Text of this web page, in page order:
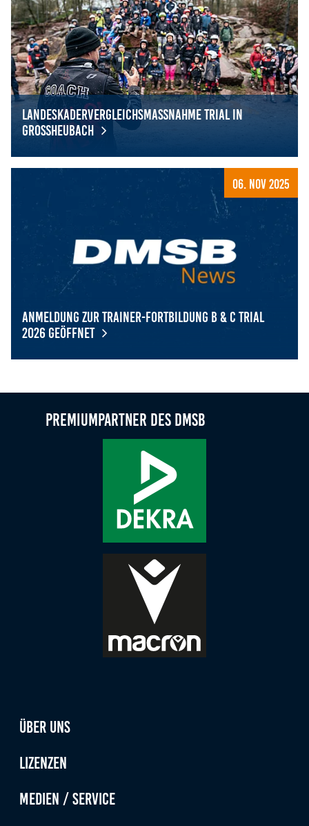
Landeskadervergleichsmaßnahme Trial in
Großheubach
Landeskadervergleichsmaßnahme Trial in Großheubach
06. Nov 2025
Anmeldung zur Trainer-Fortbildung B & C Trial
2026 geöffnet
Premiumpartner des DMSB
Über uns
Lizenzen
Medien / Service